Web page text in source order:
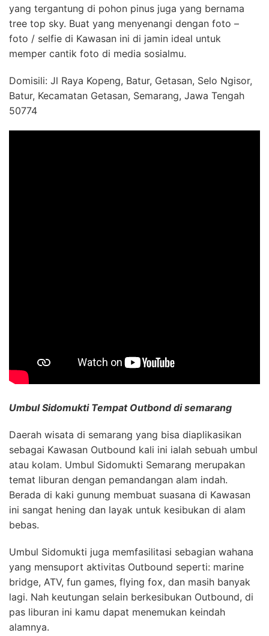
yang tergantung di pohon pinus juga yang bernama
tree top sky. Buat yang menyenangi dengan foto –
foto / selfie di Kawasan ini di jamin ideal untuk
memper cantik foto di media sosialmu.
Domisili: Jl Raya Kopeng, Batur, Getasan, Selo Ngisor,
Batur, Kecamatan Getasan, Semarang, Jawa Tengah
50774
Umbul Sidomukti Tempat Outbond di semarang
Daerah wisata di semarang yang bisa diaplikasikan
sebagai Kawasan Outbound kali ini ialah sebuah umbul
atau kolam. Umbul Sidomukti Semarang merupakan
temat liburan dengan pemandangan alam indah.
Berada di kaki gunung membuat suasana di Kawasan
ini sangat hening dan layak untuk kesibukan di alam
bebas.
Umbul Sidomukti juga memfasilitasi sebagian wahana
yang mensuport aktivitas Outbound seperti: marine
bridge, ATV, fun games, flying fox, dan masih banyak
lagi. Nah keutungan selain berkesibukan Outbound, di
pas liburan ini kamu dapat menemukan keindah
alamnya.